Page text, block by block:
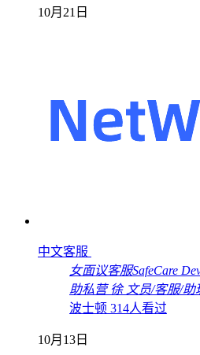
10月21日
中文客服
女面议客服SafeCare
助私营 徐 文员/客服/助
波士顿 314人看过
10月13日